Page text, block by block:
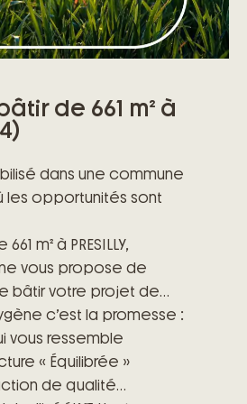
de 661 m² à
dans une commune
les opportunités sont
m² à PRESILLY,
vous propose de
bâtir votre projet de
c’est la promesse :
vous ressemble
« Équilibrée »
de qualité